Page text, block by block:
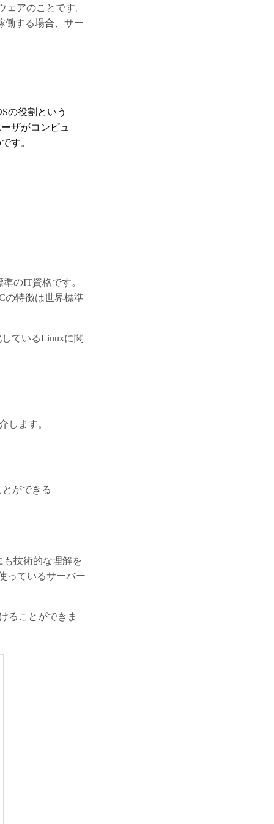
ェアのことです。
働する場合、サー
の役割という
ザがコンピュ
す。
のIT資格です。
の特徴は世界標準
ているLinuxに関
します。
ができる
技術的な理解を
っているサーバー
ることができま